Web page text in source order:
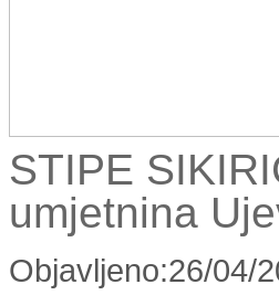
STIPE
umjetnina
Objavljeno:26/04/